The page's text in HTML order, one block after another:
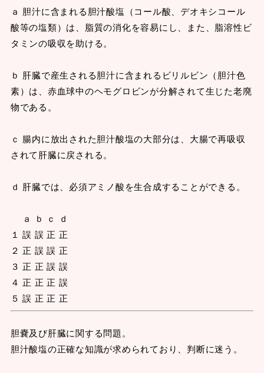
ａ 胆汁に含まれる胆汁酸塩（コール酸、デオキシコール
酸等の塩類）は、脂質の消化を容易にし、また、脂溶性ビ
タミンの吸収を助ける。
ｂ 肝臓で産生される胆汁に含まれるビリルビン（胆汁色
素）は、赤血球中のヘモグロビンが分解されて生じた老廃
物である。
ｃ 腸内に放出された胆汁酸塩の大部分は、大腸で再吸収
されて肝臓に戻される。
ｄ 肝臓では、必須アミノ酸を生合成することができる。
ａ ｂ ｃ ｄ
１ 誤 誤 正 正
２ 正 誤 誤 正
３ 正 正 誤 誤
４ 正 正 正 誤
５ 誤 正 正 正
胆嚢及び肝臓に関する問題。
胆汁酸塩の正確な知識が求められており、判断に迷う。